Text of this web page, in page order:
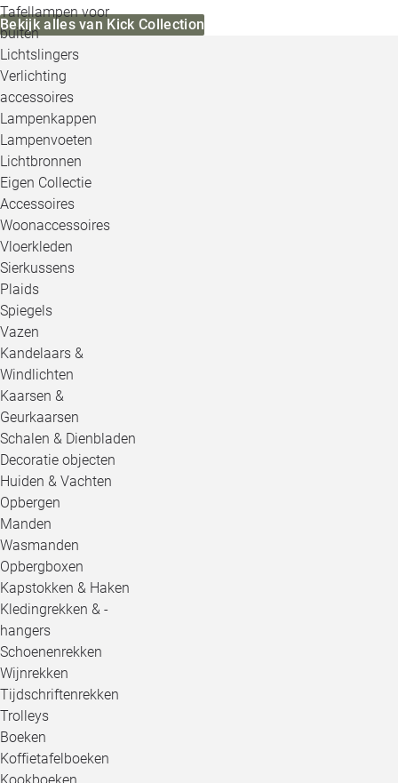
Tafellampen voor
buiten
Lichtslingers
Verlichting
accessoires
Lampenkappen
Lampenvoeten
Lichtbronnen
Eigen Collectie
Accessoires
Woonaccessoires
Vloerkleden
Sierkussens
Plaids
Spiegels
Vazen
Kandelaars &
Windlichten
Kaarsen &
Geurkaarsen
Schalen & Dienbladen
Decoratie objecten
Huiden & Vachten
Opbergen
Manden
Wasmanden
Opbergboxen
Kapstokken & Haken
Kledingrekken & -
hangers
Schoenenrekken
Wijnrekken
Tijdschriftenrekken
Trolleys
Boeken
Koffietafelboeken
Bekijk alles van Kick Collection